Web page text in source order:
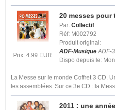
Prix: 4.99 EUR
20 messes pour
Par: Collectif
Réf: M002792
Produit original:
ADF-MusiqueADF-
Dispo depuis le:
La Messe sur le monde Coffret 3 CD.
les assemblées. Sur ce 3e CD : la
2011 : une